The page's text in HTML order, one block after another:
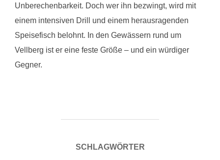
Unberechenbarkeit. Doch wer ihn bezwingt, wird mit
einem intensiven Drill und einem herausragenden
Speisefisch belohnt. In den Gewässern rund um
Vellberg ist er eine feste Größe – und ein würdiger
Gegner.
SCHLAGWÖRTER